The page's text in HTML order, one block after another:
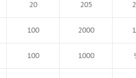
20 205
100 2000
100 1000